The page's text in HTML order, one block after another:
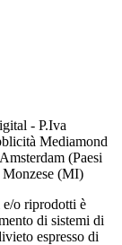
- P.Iva
Mediamond
(Paesi
(MI)
e/o riprodotti è
di sistemi di
espresso di